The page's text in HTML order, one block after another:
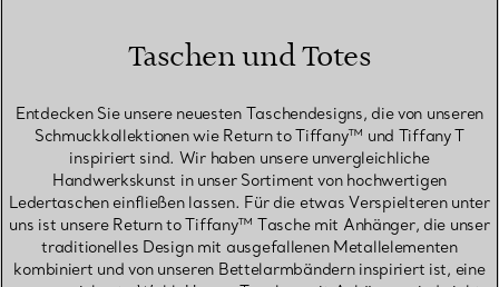
Taschen und Totes
Entdecken Sie unsere neuesten Taschendesigns, die von unseren
Schmuckkollektionen wie Return to Tiffany™ und Tiffany T
inspiriert sind. Wir haben unsere unvergleichliche
Handwerkskunst in unser Sortiment von hochwertigen
Ledertaschen einfließen lassen. Für die etwas Verspielteren unter
uns ist unsere Return to Tiffany™ Tasche mit Anhänger, die unser
traditionelles Design mit ausgefallenen Metallelementen
kombiniert und von unseren Bettelarmbändern inspiriert ist, eine